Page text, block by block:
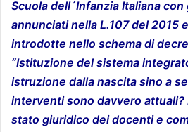
Scuola dell´Infanzia Italiana
annunciati nella L.107 del 2015
introdotte nello schema di
“Istituzione del sistema
istruzione dalla nascita sino a
interventi sono davvero
stato giuridico dei docenti e